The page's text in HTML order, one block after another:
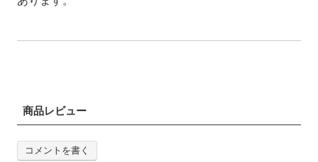
商品レビュー
コメントを書く